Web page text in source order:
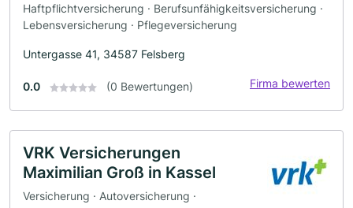
Haftpflichtversicherung · Berufsunfähigkeitsversicherung ·
Lebensversicherung · Pflegeversicherung
Untergasse 41, 34587 Felsberg
0.0 (0 Bewertungen) Firma bewerten
VRK Versicherungen
Maximilian Groß in Kassel
Versicherung · Autoversicherung ·